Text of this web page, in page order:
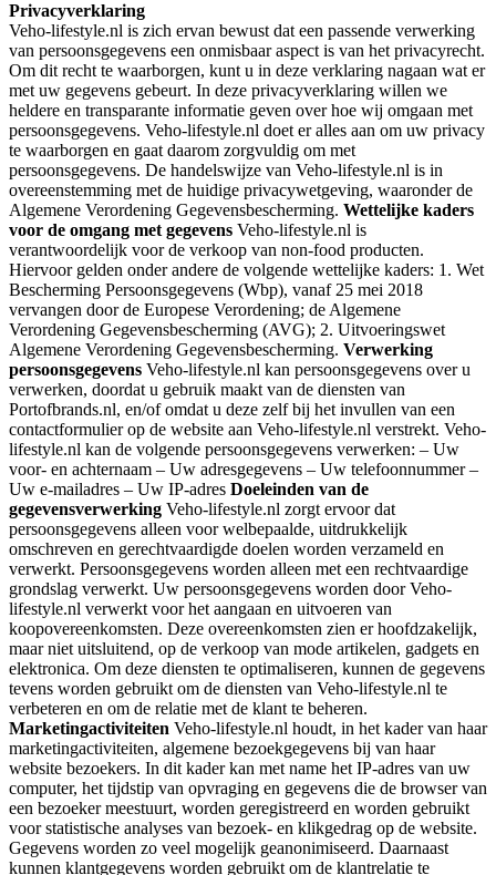
Privacyverklaring
Veho-lifestyle.nl is zich ervan bewust dat een passende verwerking
van persoonsgegevens een onmisbaar aspect is van het privacyrecht.
Om dit recht te waarborgen, kunt u in deze verklaring nagaan wat er
met uw gegevens gebeurt. In deze privacyverklaring willen we
heldere en transparante informatie geven over hoe wij omgaan met
persoonsgegevens. Veho-lifestyle.nl doet er alles aan om uw privacy
te waarborgen en gaat daarom zorgvuldig om met
persoonsgegevens. De handelswijze van Veho-lifestyle.nl is in
overeenstemming met de huidige privacywetgeving, waaronder de
Algemene Verordening Gegevensbescherming. Wettelijke kaders
voor de omgang met gegevens Veho-lifestyle.nl is
verantwoordelijk voor de verkoop van non-food producten.
Hiervoor gelden onder andere de volgende wettelijke kaders: 1. Wet
Bescherming Persoonsgegevens (Wbp), vanaf 25 mei 2018
vervangen door de Europese Verordening; de Algemene
Verordening Gegevensbescherming (AVG); 2. Uitvoeringswet
Algemene Verordening Gegevensbescherming. Verwerking
persoonsgegevens Veho-lifestyle.nl kan persoonsgegevens over u
verwerken, doordat u gebruik maakt van de diensten van
Portofbrands.nl, en/of omdat u deze zelf bij het invullen van een
contactformulier op de website aan Veho-lifestyle.nl verstrekt. Veho-
lifestyle.nl kan de volgende persoonsgegevens verwerken: – Uw
voor- en achternaam – Uw adresgegevens – Uw telefoonnummer –
Uw e-mailadres – Uw IP-adres Doeleinden van de
gegevensverwerking Veho-lifestyle.nl zorgt ervoor dat
persoonsgegevens alleen voor welbepaalde, uitdrukkelijk
omschreven en gerechtvaardigde doelen worden verzameld en
verwerkt. Persoonsgegevens worden alleen met een rechtvaardige
grondslag verwerkt. Uw persoonsgegevens worden door Veho-
lifestyle.nl verwerkt voor het aangaan en uitvoeren van
koopovereenkomsten. Deze overeenkomsten zien er hoofdzakelijk,
maar niet uitsluitend, op de verkoop van mode artikelen, gadgets en
elektronica. Om deze diensten te optimaliseren, kunnen de gegevens
tevens worden gebruikt om de diensten van Veho-lifestyle.nl te
verbeteren en om de relatie met de klant te beheren.
Marketingactiviteiten Veho-lifestyle.nl houdt, in het kader van haar
marketingactiviteiten, algemene bezoekgegevens bij van haar
website bezoekers. In dit kader kan met name het IP-adres van uw
computer, het tijdstip van opvraging en gegevens die de browser van
een bezoeker meestuurt, worden geregistreerd en worden gebruikt
voor statistische analyses van bezoek- en klikgedrag op de website.
Gegevens worden zo veel mogelijk geanonimiseerd. Daarnaast
kunnen klantgegevens worden gebruikt om de klantrelatie te